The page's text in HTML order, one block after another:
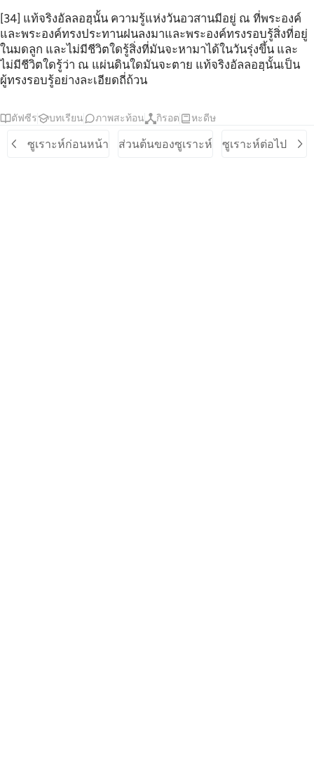
[34] แท้จริงอัลลอฮฺนั้น ความรู้แห่งวันอวสานมีอยู่ ณ ที่พระองค์
และพระองค์ทรงประทานฝนลงมาและพระองค์ทรงรอบรู้สิ่งที่อยู่
ในมดลูก และไม่มีชีวิตใดรู้สิ่งที่มันจะหามาได้ในวันรุ่งขึ้น และ
ไม่มีชีวิตใดรู้ว่า ณ แผ่นดินใดมันจะตาย แท้จริงอัลลอฮฺนั้นเป็น
ผู้ทรงรอบรู้อย่างละเอียดถี่ถ้วน
ตัฟซีร บทเรียน ภาพสะท้อน กิรอต หะดีษ
ซูเราะห์ก่อนหน้า ส่วนต้นของซูเราะห์ ซูเราะห์ต่อไป